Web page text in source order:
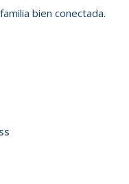
bien conectada.